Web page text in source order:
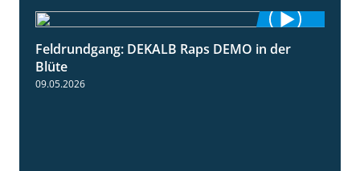
2:37
Feldrundgang: DEKALB Raps DEMO in der
Blüte
09.05.2026